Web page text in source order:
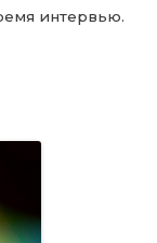
интервью.